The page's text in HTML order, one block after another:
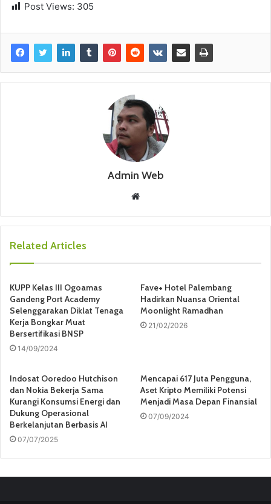
Post Views: 305
Admin Web
b
e
Related Articles
KUPP Kelas III Ogoamas
Gandeng Port Academy
Selenggarakan Diklat Tenaga
Kerja Bongkar Muat
Bersertifikasi BNSP
14/09/2024
Fave+ Hotel Palembang
Hadirkan Nuansa Oriental
Moonlight Ramadhan
21/02/2026
Indosat Ooredoo Hutchison
dan Nokia Bekerja Sama
Kurangi Konsumsi Energi dan
Dukung Operasional
Berkelanjutan Berbasis AI
07/07/2025
Mencapai 617 Juta Pengguna,
Aset Kripto Memiliki Potensi
Menjadi Masa Depan Finansial
07/09/2024